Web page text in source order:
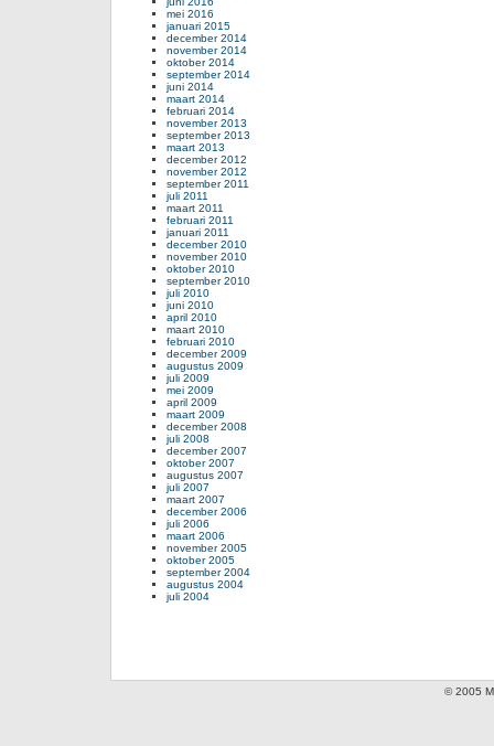
mei 2016
januari 2015
december 2014
november 2014
oktober 2014
september 2014
juni 2014
maart 2014
februari 2014
november 2013
september 2013
maart 2013
december 2012
november 2012
september 2011
juli 2011
maart 2011
februari 2011
januari 2011
december 2010
november 2010
oktober 2010
september 2010
juli 2010
juni 2010
april 2010
maart 2010
februari 2010
december 2009
augustus 2009
juli 2009
mei 2009
april 2009
maart 2009
december 2008
juli 2008
december 2007
oktober 2007
augustus 2007
juli 2007
maart 2007
december 2006
juli 2006
maart 2006
november 2005
oktober 2005
september 2004
augustus 2004
juli 2004
© 2005